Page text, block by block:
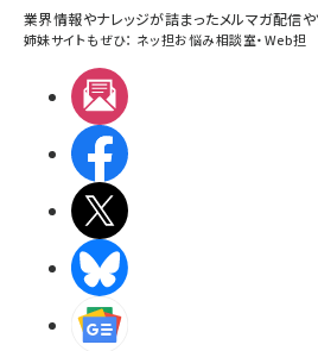
業界情報やナレッジが詰まったメルマガ配信や
姉妹サイトもぜひ： ネッ担お悩み相談室・Web担